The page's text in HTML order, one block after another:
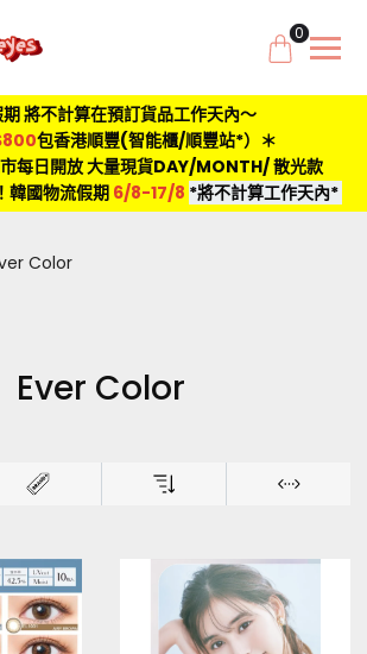
0
將不計算在預訂貨品工作天內～
包香港順豐(智能櫃/順豐站*）＊
市每日開放 大量現貨DAY/MONTH/ 散光款
韓國物流假期 6/8-17/8 *將不計算工作天內*
Color
Ever Color